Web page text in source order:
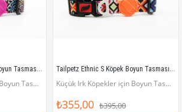
Tailpetz Graffiti S Köpek Boyun Tasması (Boyun 25 cm x 40 cm)
Küçük Irk Köpekler için Boyun Tasması (Boyun çevresi 25 x 40 cm)
Tailpetz Ethnic S Köpek Boyun Tasması (Boyun 25 cm x 40 cm)
Küçük Irk Köpekler için Boyun Tasması (Boyun çevresi 25 x 40 cm)
₺355,00 ₺395,00